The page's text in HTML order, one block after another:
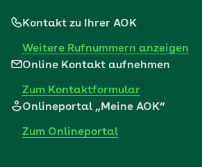
Kontakt zu Ihrer AOK
Weitere Rufnummern anzeigen
Online Kontakt aufnehmen
Zum Kontaktformular
Onlineportal „Meine AOK“
Zum Onlineportal